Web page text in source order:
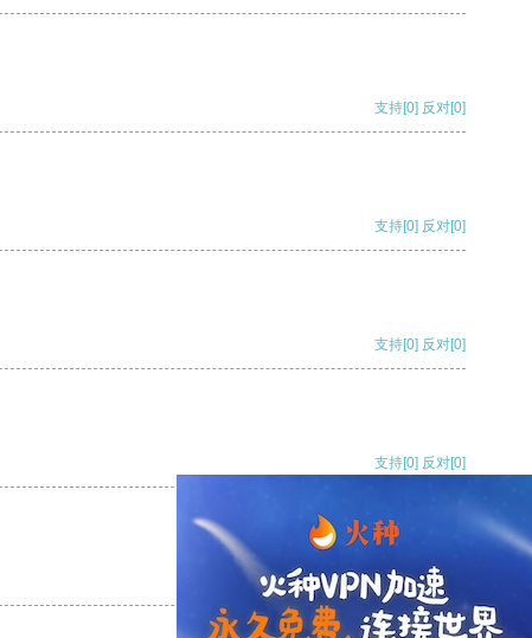
支持[0] 反对[0]
支持[0] 反对[0]
支持[0] 反对[0]
支持[0] 反对[0]
支持[0] 反对